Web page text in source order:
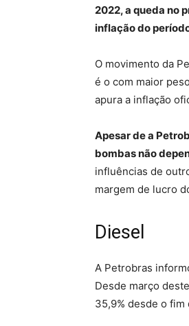
2022, a queda no
inflação do
O movimento da
é o com maior
apura a inflação
Apesar de a
bombas não
influências de
margem de lucro
Diesel
A Petrobras
Desde março
35,9% desde o fim